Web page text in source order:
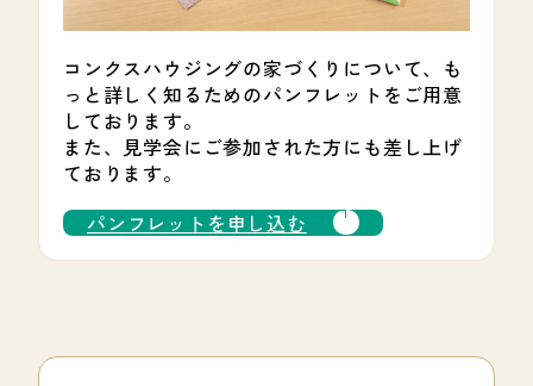
コンクスハウジングの家づくりについて、も
っと詳しく知るためのパンフレットをご用意
しております。
また、見学会にご参加された方にも差し上げ
ております。
パンフレットを申し込む